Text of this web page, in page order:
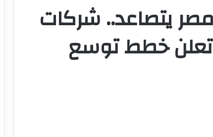
يتصاعد.. شركات
تعلن خطط توسع